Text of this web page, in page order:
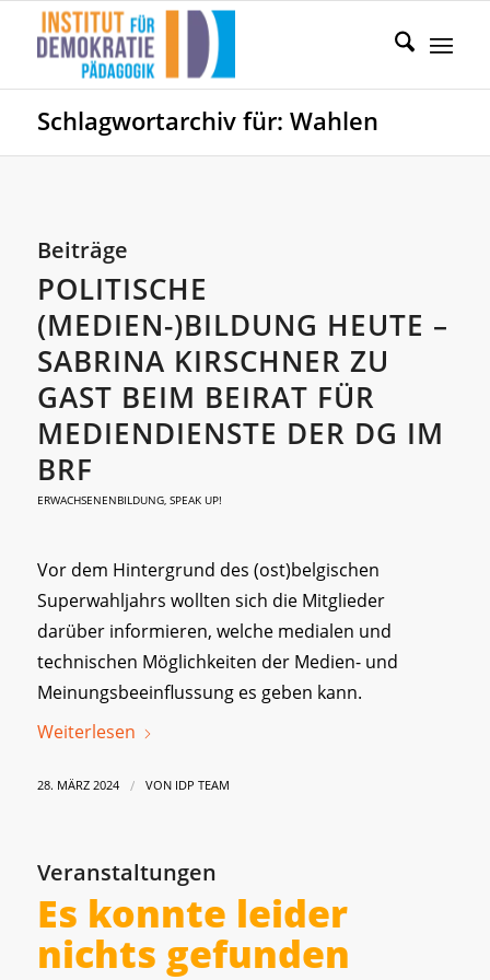
Schlagwortarchiv für: Wahlen
Beiträge
POLITISCHE
(MEDIEN-)BILDUNG HEUTE –
SABRINA KIRSCHNER ZU
GAST BEIM BEIRAT FÜR
MEDIENDIENSTE DER DG IM
BRF
ERWACHSENENBILDUNG, SPEAK UP!
Vor dem Hintergrund des (ost)belgischen
Superwahljahrs wollten sich die Mitglieder
darüber informieren, welche medialen und
technischen Möglichkeiten der Medien- und
Meinungsbeeinflussung es geben kann.
Weiterlesen
28. MÄRZ 2024 / VON IDP TEAM
Veranstaltungen
Es konnte leider
nichts gefunden